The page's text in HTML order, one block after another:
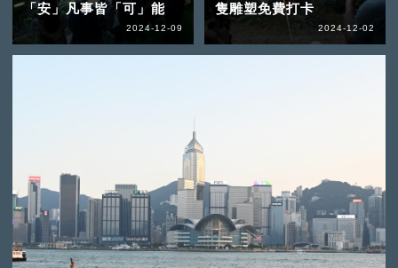
「安」凡事皆「可」能
2024-12-09
隻雕塑免費打卡
2024-12-02